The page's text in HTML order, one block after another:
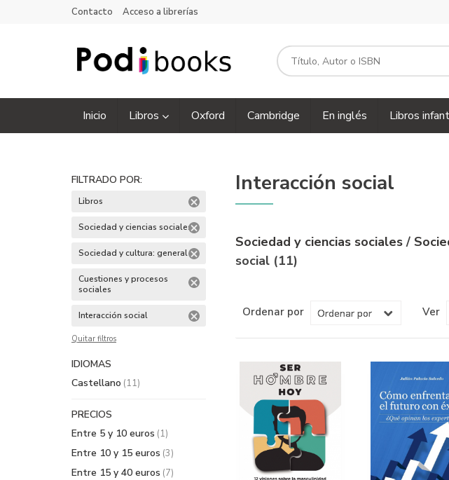
Contacto Acceso a librerías
Inicio Libros Oxford Cambridge En inglés Libros
Interacción social
Sociedad y ciencias sociales/
social (11)
Ordenar por Ver
FILTRADO POR:
Libros
Sociedad y ciencias sociales
Sociedad y cultura: general
Cuestiones y procesos
sociales
Interacción social
Quitar filtros
IDIOMAS
Castellano (11)
PRECIOS
Entre 5 y 10 euros (1)
Entre 10 y 15 euros (3)
Entre 15 y 40 euros (7)